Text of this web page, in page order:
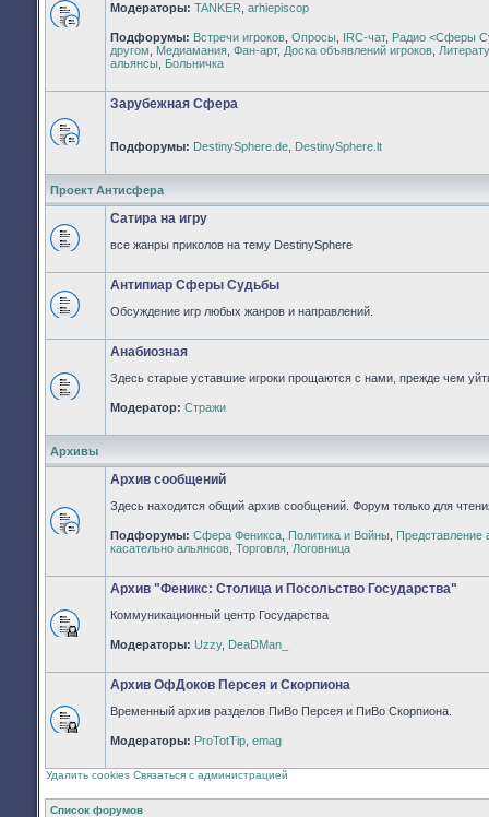
Нет
непрочитанных
сообщений
Модераторы: TANKER arhiepiscop
Подфорумы: Встречи игроков Опросы IRC-чат, Радио <Сферы
другом
Медиамания Фан-арт, Доска объявлений игроков
альянсы Больничка
Нет
сообщений
Зарубежная Сфера
Подфорумы: DestinySphere.de DestinySphere.lt
Проект Антисфера
сообщений
Сатира на игру
все жанры приколов на тему DestinySphere
сообщений
Антипиар Сферы Судьбы
Обсуждение игр любых жанров и направлений.
Нет
непрочитанных
Анабиозная
Здесь старые уставшие игроки прощаются с нами, прежде чем
Модератор: Стражи
Архивы
Нет
непрочитанных
Архив сообщений
Здесь находится общий архив сообщений. Форум только для
Подфорумы: Сфера Феникса Политика и Войны Представление
касательно альянсов Торговля Логовница
Форум
закрыт
Архив "Феникс: Столица и Посольство Государства"
Коммуникационный центр Государства
Модераторы: Uzzy, DeaDMan_
Форум
закрыт
Архив ОфДоков Персея и Скорпиона
Временный архив разделов ПиВо Персея и ПиВо Скорпиона.
Модераторы: ProTotTip emag
Удалить cookies Связаться с администрацией
Список форумов